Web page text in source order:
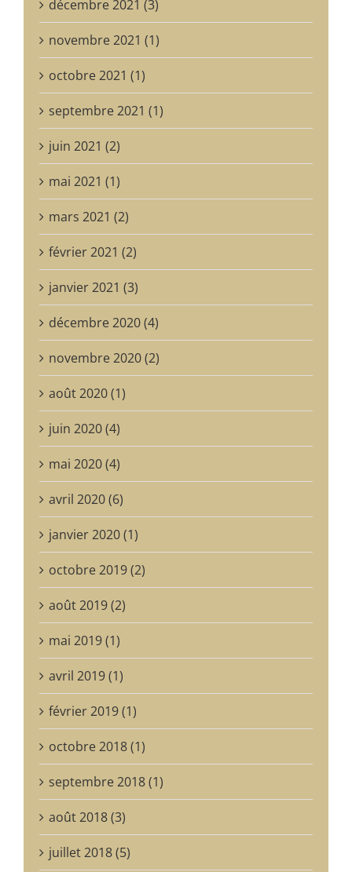
décembre 2021 (3)
novembre 2021 (1)
octobre 2021 (1)
septembre 2021 (1)
juin 2021 (2)
mai 2021 (1)
mars 2021 (2)
février 2021 (2)
janvier 2021 (3)
décembre 2020 (4)
novembre 2020 (2)
août 2020 (1)
juin 2020 (4)
mai 2020 (4)
avril 2020 (6)
janvier 2020 (1)
octobre 2019 (2)
août 2019 (2)
mai 2019 (1)
avril 2019 (1)
février 2019 (1)
octobre 2018 (1)
septembre 2018 (1)
août 2018 (3)
juillet 2018 (5)